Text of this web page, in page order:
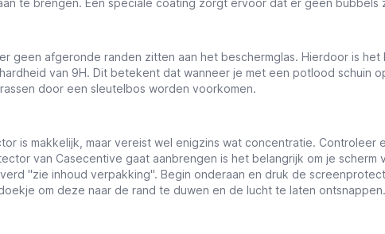
te brengen. Een speciale coating zorgt ervoor dat er geen bubbels
geen afgeronde randen zitten aan het beschermglas. Hierdoor is
van 9H. Dit betekent dat wanneer je met een potlood schuin
door een sleutelbos worden voorkomen.
is makkelijk, maar vereist wel enigzins wat concentratie.
van Casecentive gaat aanbrengen is het belangrijk om je scherm
''zie inhoud verpakking''. Begin onderaan en druk de
om deze naar de rand te duwen en de lucht te laten ontsnappen.